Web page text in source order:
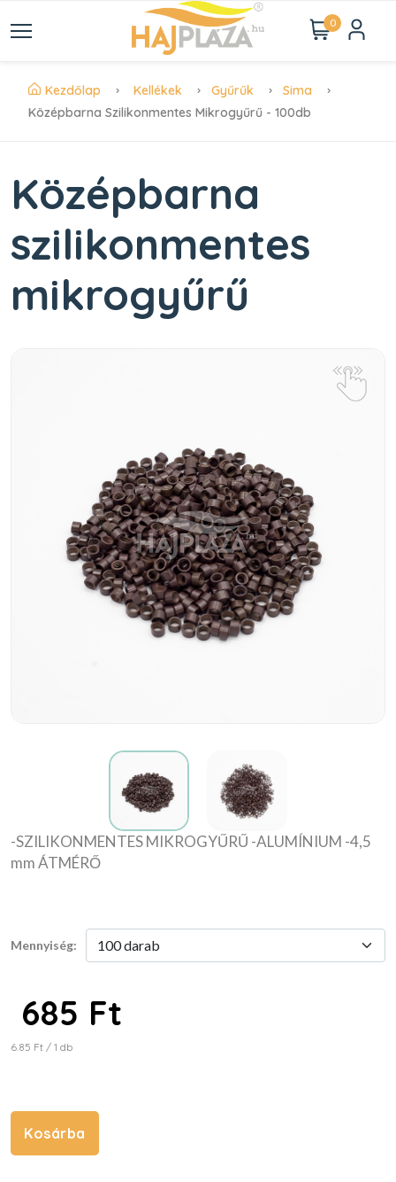
0
Kezdőlap Kellékek Gyűrűk
Sima
Középbarna Szilikonmentes Mikrogyűrű - 100db
Középbarna
szilikonmentes
mikrogyűrű
-SZILIKONMENTES MIKROGYŰRŰ -ALUMÍNIUM -4,5
mm ÁTMÉRŐ
Mennyiség:
685 Ft
6.85 Ft / 1 db
Kosárba